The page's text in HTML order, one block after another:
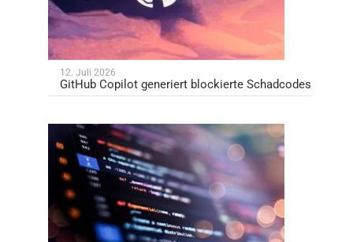
12. Juli 2026
GitHub Copilot generiert blockierte Schadcodes